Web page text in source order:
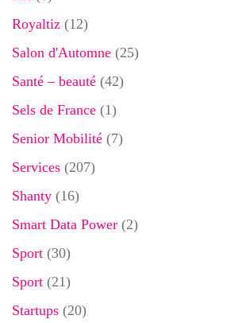
Royaltiz (12)
Salon d'Automne (25)
Santé – beauté (42)
Sels de France (1)
Senior Mobilité (7)
Services (207)
Shanty (16)
Smart Data Power (2)
Sport (30)
Sport (21)
Startups (20)